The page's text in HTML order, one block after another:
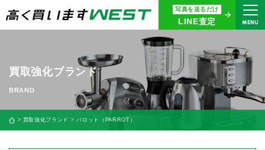
写真を送るだけ
LINE査定 MENU
まずはお気軽にお問い合わせ・
査定をご依頼ください
買取専用ダイヤル
0120-914-094
9:00〜18:30(年中無休)
24時間365日受付
買取強化ブランド
買取強化ブランド パロット（PARROT）